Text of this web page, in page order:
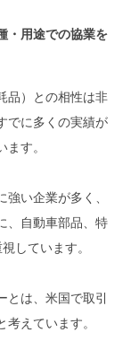
・用途での協業を
品）との相性は非
でに多くの実績が
す。
い企業が多く、
、自動車部品、特
しています。
とは、米国で取引
えています。